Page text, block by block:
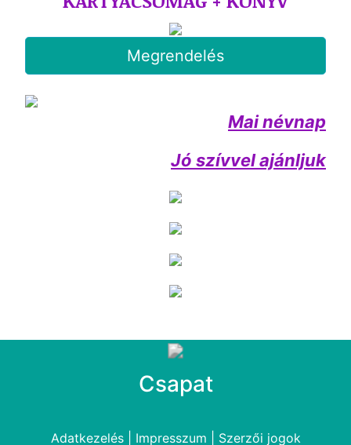
Megrendelés
Mai névnap
Jó szívvel ajánljuk
Csapat
Adatkezelés| Impresszum Szerzői jogok